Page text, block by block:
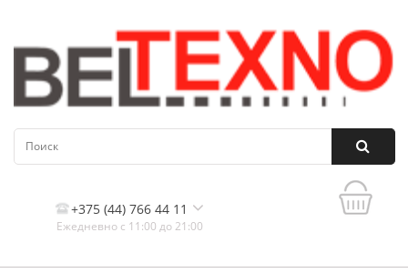
+375 (44) 766 44 11
Ежедневно с 11:00 до 21:00